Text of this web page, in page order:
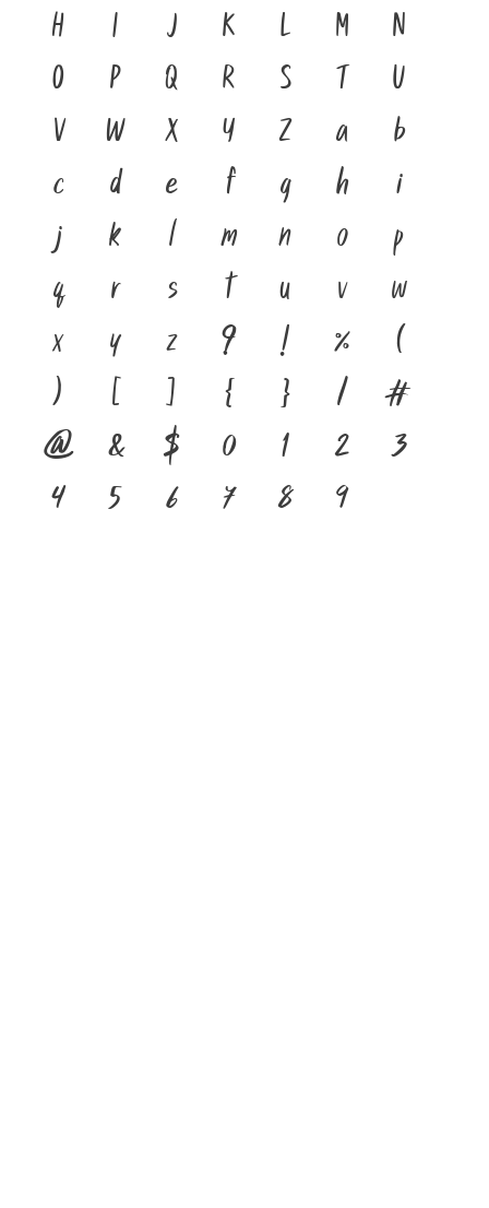
H
I J K L M
N
O
P Q R S T
U
V
W X Y Z a
b
c
d e f g h
i
j
k l m n o
p
q
r s t u v
w
x
y z ? ! %
(
)
[ ] { } /
#
@
& $ 0 1 2
3
4
5 6 7 8 9